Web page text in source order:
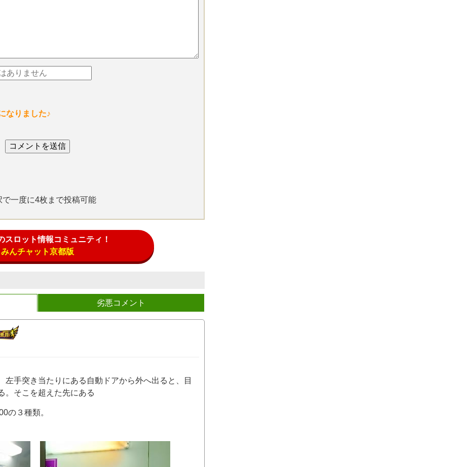
なりました♪
一度に4枚まで投稿可能
スロット情報コミュニティ！
みんチャット京都版
劣悪コメント
左手突き当たりにある自動ドアから外へ出ると、目
。そこを超えた先にある
の３種類。